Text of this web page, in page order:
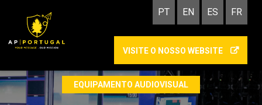
PT EN ES FR
VISITE O NOSSO WEBSITE
EQUIPAMENTO AUDIOVISUAL